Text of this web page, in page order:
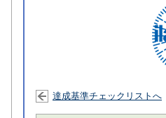
達成基準チェックリストへ